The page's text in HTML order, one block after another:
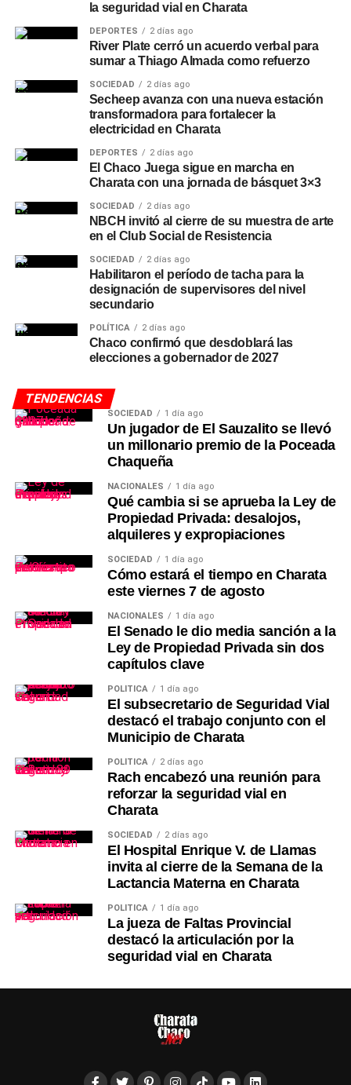
la seguridad vial en Charata
DEPORTES 2 días ago
River Plate cerró un acuerdo verbal para
sumar a Thiago Almada como refuerzo
SOCIEDAD 2 días ago
Secheep avanza con una nueva estación
transformadora para fortalecer la
electricidad en Charata
DEPORTES 2 días ago
El Chaco Juega sigue en marcha en
Charata con una jornada de básquet 3×3
SOCIEDAD 2 días ago
NBCH invitó al cierre de su muestra de arte
en el Club Social de Resistencia
SOCIEDAD 2 días ago
Habilitaron el período de tacha para la
designación de supervisores del nivel
secundario
POLÍTICA 2 días ago
Chaco confirmó que desdoblará las
elecciones a gobernador de 2027
TENDENCIAS
SOCIEDAD 1 día ago
Un jugador de El Sauzalito se llevó
un millonario premio de la Poceada
Chaqueña
NACIONALES 1 día ago
Qué cambia si se aprueba la Ley de
Propiedad Privada: desalojos,
alquileres y expropiaciones
SOCIEDAD 1 día ago
Cómo estará el tiempo en Charata
este viernes 7 de agosto
NACIONALES 1 día ago
El Senado le dio media sanción a la
Ley de Propiedad Privada sin dos
capítulos clave
POLÍTICA 1 día ago
El subsecretario de Seguridad Vial
destacó el trabajo conjunto con el
Municipio de Charata
POLÍTICA 2 días ago
Rach encabezó una reunión para
reforzar la seguridad vial en
Charata
SOCIEDAD 2 días ago
El Hospital Enrique V. de Llamas
invita al cierre de la Semana de la
Lactancia Materna en Charata
POLÍTICA 1 día ago
La jueza de Faltas Provincial
destacó la articulación por la
seguridad vial en Charata